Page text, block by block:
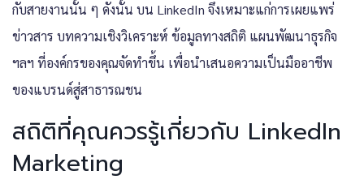
กับสายงานนั้น ๆ ดังนั้น บน LinkedIn จึงเหมาะแก่การเผยแพร่
ข่าวสาร บทความเชิงวิเคราะห์ ข้อมูลทางสถิติ แผนพัฒนาธุรกิจ
ฯลฯ ที่องค์กรของคุณจัดทำขึ้น เพื่อนำเสนอความเป็นมืออาชีพ
ของแบรนด์สู่สาธารณชน
สถิติที่คุณควรรู้เกี่ยวกับ LinkedIn
Marketing